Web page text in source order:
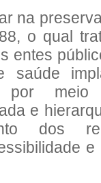
na
o qual
entes
saúde
por
e
dos